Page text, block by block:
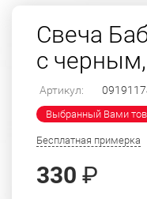
Свеча
с
Артикул:
Выбранный Вами
Бесплатная примерка
330 ₽